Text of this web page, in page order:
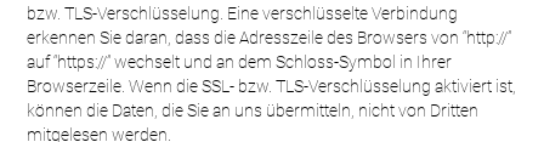
bzw. TLS-Verschlüsselung. Eine verschlüsselte Verbindung
erkennen Sie daran, dass die Adresszeile des Browsers von “http://”
auf “https://” wechselt und an dem Schloss-Symbol in Ihrer
Browserzeile. Wenn die SSL- bzw. TLS-Verschlüsselung aktiviert ist,
können die Daten, die Sie an uns übermitteln, nicht von Dritten
mitgelesen werden.